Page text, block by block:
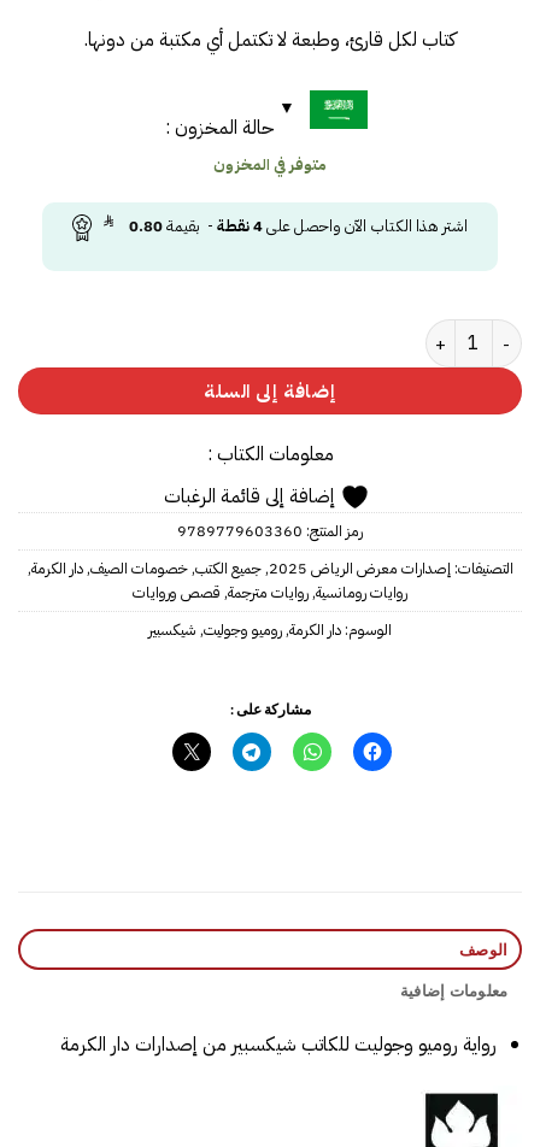
كتاب لكل قارئ، وطبعة لا تكتمل أي مكتبة من دونها.
حالة المخزون :
متوفر في المخزون
اشتر هذا الكتاب الآن واحصل على4نقطة- بقيمة0.80
كمية روميو وجوليت
إضافة إلى السلة
معلومات الكتاب :
إضافة إلى قائمة الرغبات
رمز المنتج: 9789779603360
التصنيفات:إصدارات معرض الرياض 2025 ,جميع الكتب,خصومات الصيف,دار الكرمة,
روايات رومانسية,روايات مترجمة, قصص وروايات
الوسوم: دار الكرمة,روميو وجوليت, شيكسبير
مشاركة على :
الوصف
معلومات إضافية
رواية روميو وجوليت للكاتب شيكسبير من إصدارات دار الكرمة